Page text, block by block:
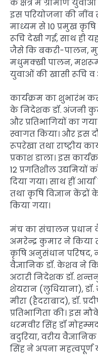
के क्षेत्र में ग्रामीण
इस परियोजना की नींव
माध्यम से 10 प्रमुख
रूचि देखी गई, साथ ही
जैसे कि बकरी-पालन,
मधुमक्खी पालन,
युवाओं की खासी रूचि व
कार्यक्रम का शुभारंभ
के निदेशक डॉ. अंजनी
और प्रतिभागियों का
स्वागत किया। और इस
रूपरेखा तथा राष्ट्रीय
प्रकाश डाला। इस
12 प्रगतिशील उद्यमियों
दिया गया। साथ हीं
तथा कृषि विज्ञान
किया गया।
मंच का संचालन प्रधान
अमरेन्द्र कुमार ने किया
कृषि अनुसंधान परिषद,
वैज्ञानिक डॉ. केशव ने
अटारी निदेशक डॉ.
शेयरान (लुधियाना), डॉ.
मीरा (हैदराबाद), डॉ.
प्रतिभागिता की। इस
धरमवीर सिंह डॉ मोहम्मद
बदुरिया, वरीय
सिंह ने अपना महत्वपूर्ण